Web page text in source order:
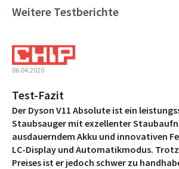
Weitere Testberichte
06.04.2020
Test-Fazit
Der Dyson V11 Absolute ist ein
Staubsauger mit exzellenter
ausdauerndem Akku und innovativen
LC-Display und Automatikmodus.
Preises ist er jedoch schwer zu